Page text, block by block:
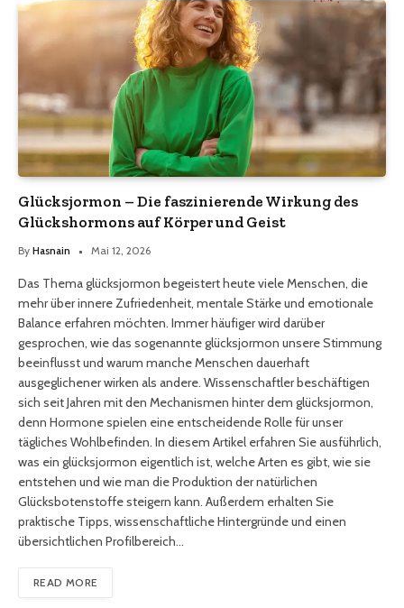
Glücksjormon – Die faszinierende Wirkung des
Glückshormons auf Körper und Geist
By Hasnain Mai 12, 2026
Das Thema glücksjormon begeistert heute viele Menschen, die
mehr über innere Zufriedenheit, mentale Stärke und emotionale
Balance erfahren möchten. Immer häufiger wird darüber
gesprochen, wie das sogenannte glücksjormon unsere Stimmung
beeinflusst und warum manche Menschen dauerhaft
ausgeglichener wirken als andere. Wissenschaftler beschäftigen
sich seit Jahren mit den Mechanismen hinter dem glücksjormon,
denn Hormone spielen eine entscheidende Rolle für unser
tägliches Wohlbefinden. In diesem Artikel erfahren Sie ausführlich,
was ein glücksjormon eigentlich ist, welche Arten es gibt, wie sie
entstehen und wie man die Produktion der natürlichen
Glücksbotenstoffe steigern kann. Außerdem erhalten Sie
praktische Tipps, wissenschaftliche Hintergründe und einen
übersichtlichen Profilbereich…
READ MORE